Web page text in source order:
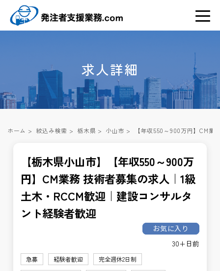
求人詳細
ホーム > 絞込み検索 > 栃木県 > 小山市 > 【年収550～900万円】CM
【栃木県小山市】【年収550～900万
円】CM業務 技術者募集の求人｜1級
土木・RCCM歓迎｜建設コンサルタ
ント経験者歓迎
お気に入り
30+日前
急募 経験者歓迎
完全週休2日制